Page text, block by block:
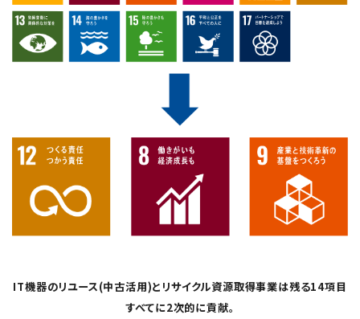
IT機器のリユース(中古活用)とリサイクル資源取得事業は残る14項目
すべてに2次的に貢献。